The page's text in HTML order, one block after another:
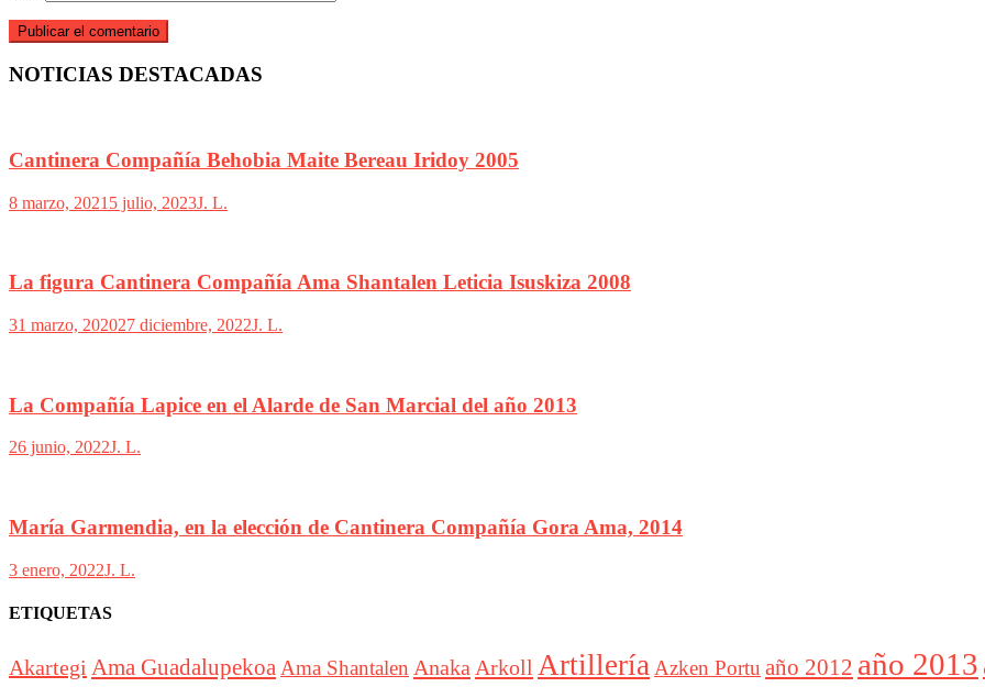
NOTICIAS DESTACADAS
Cantinera Compañía Behobia Maite Bereau Iridoy 2005
8 marzo, 2021 5 julio, 2023J. L.
La figura Cantinera Compañía Ama Shantalen Leticia Isuskiza 2008
31 marzo, 202027 diciembre, 2022J. L.
La Compañía Lapice en el Alarde de San Marcial del año 2013
26 junio, 2022J. L.
María Garmendia, en la elección de Cantinera Compañía Gora Ama, 2014
3 enero, 2022J. L.
ETIQUETAS
Akartegi Ama GuadalupekoaAma Shantalen AnakaArkoll ArtilleríaAzken Portu año 2012 año 2013